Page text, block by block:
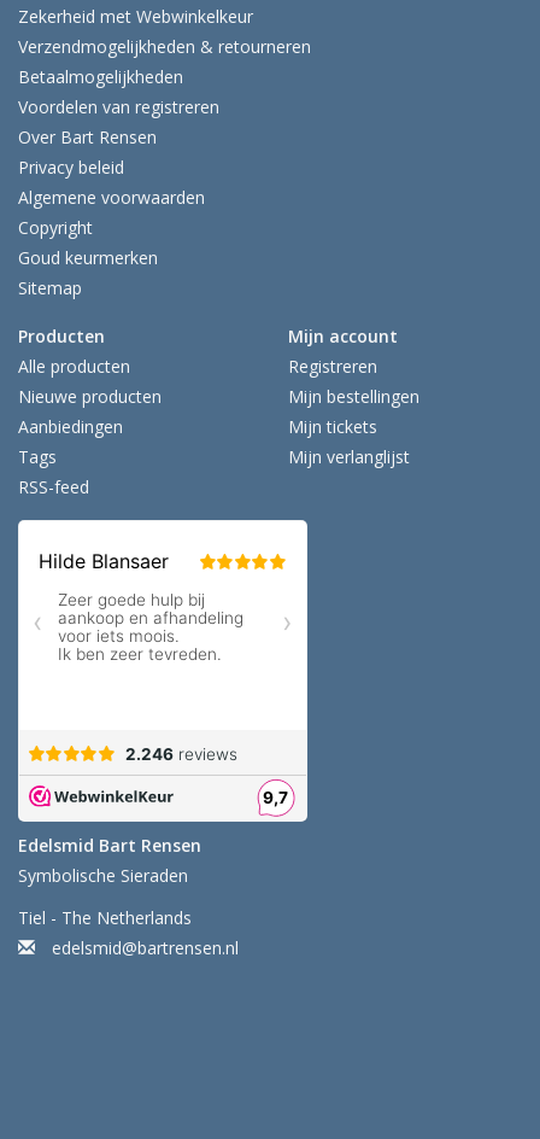
Zekerheid met Webwinkelkeur
Verzendmogelijkheden & retourneren
Betaalmogelijkheden
Voordelen van registreren
Over Bart Rensen
Privacy beleid
Algemene voorwaarden
Copyright
Goud keurmerken
Sitemap
Producten
Alle producten
Nieuwe producten
Aanbiedingen
Tags
RSS-feed
Mijn account
Registreren
Mijn bestellingen
Mijn tickets
Mijn verlanglijst
Edelsmid Bart Rensen
Symbolische Sieraden
Tiel - The Netherlands
edelsmid@bartrensen.nl